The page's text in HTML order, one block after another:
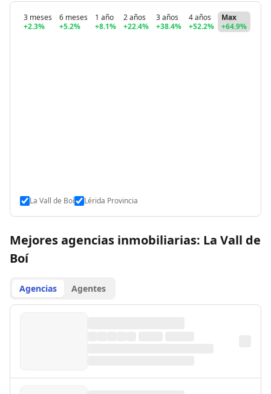
3 meses
+2.3%
6 meses
+5.2%
1 año
+8.1%
2 años
+22.4%
3 años
+38.4%
4 años
+52.2%
Max
+64.9%
La Vall de Boí Lérida Provincia
Mejores agencias inmobiliarias: La Vall de
Boí
Agencias Agentes